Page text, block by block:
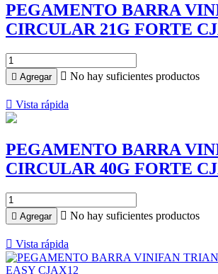
PEGAMENTO BARRA
CIRCULAR 21G FORTE
 Agregar  No hay suficientes productos
 Vista rápida
PEGAMENTO BARRA
CIRCULAR 40G FORTE
 Agregar  No hay suficientes productos
 Vista rápida